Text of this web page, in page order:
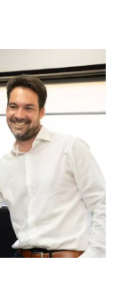
taurina de
a